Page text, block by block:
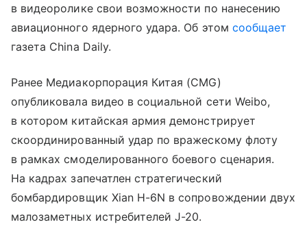
в видеоролике свои возможности по нанесению
авиационного ядерного удара. Об этом сообщает
газета China Daily.
Ранее Медиакорпорация Китая (CMG)
опубликовала видео в социальной сети Weibo,
в котором китайская армия демонстрирует
скоординированный удар по вражескому флоту
в рамках смоделированного боевого сценария.
На кадрах запечатлен стратегический
бомбардировщик Xian H-6N в сопровождении двух
малозаметных истребителей J-20.